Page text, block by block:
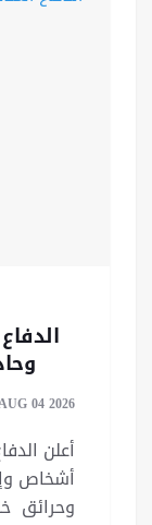
04 2026
أعلن
وحرائق